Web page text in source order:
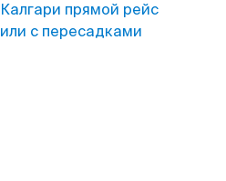
Калгари прямой рейс
или с пересадками